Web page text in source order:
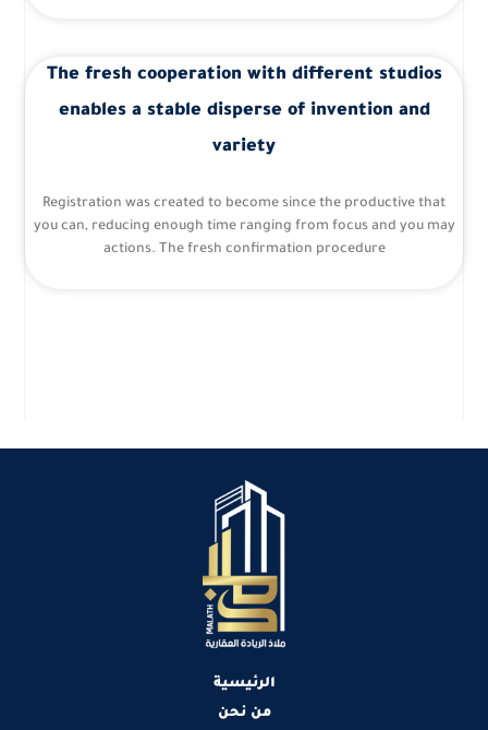
The fresh cooperation with different studios
enables a stable disperse of invention and
variety
Registration was created to become since the productive that
you can, reducing enough time ranging from focus and you may
actions. The fresh confirmation procedure
الرئيسية
من نحن